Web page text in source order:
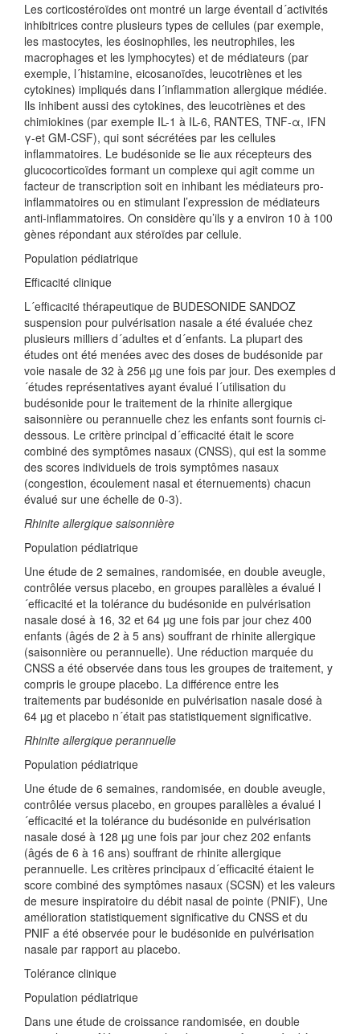
Les corticostéroïdes ont montré un large éventail d´activités
inhibitrices contre plusieurs types de cellules (par exemple,
les mastocytes, les éosinophiles, les neutrophiles, les
macrophages et les lymphocytes) et de médiateurs (par
exemple, l´histamine, eicosanoïdes, leucotriènes et les
cytokines) impliqués dans l´inflammation allergique médiée.
Ils inhibent aussi des cytokines, des leucotriènes et des
chimiokines (par exemple IL-1 à IL-6, RANTES, TNF-α, IFN
γ-et GM-CSF), qui sont sécrétées par les cellules
inflammatoires. Le budésonide se lie aux récepteurs des
glucocorticoïdes formant un complexe qui agit comme un
facteur de transcription soit en inhibant les médiateurs pro-
inflammatoires ou en stimulant l’expression de médiateurs
anti-inflammatoires. On considère qu’ils y a environ 10 à 100
gènes répondant aux stéroïdes par cellule.
Population pédiatrique
Efficacité clinique
L´efficacité thérapeutique de BUDESONIDE SANDOZ
suspension pour pulvérisation nasale a été évaluée chez
plusieurs milliers d´adultes et d´enfants. La plupart des
études ont été menées avec des doses de budésonide par
voie nasale de 32 à 256 µg une fois par jour. Des exemples d
´études représentatives ayant évalué l´utilisation du
budésonide pour le traitement de la rhinite allergique
saisonnière ou perannuelle chez les enfants sont fournis ci-
dessous. Le critère principal d´efficacité était le score
combiné des symptômes nasaux (CNSS), qui est la somme
des scores individuels de trois symptômes nasaux
(congestion, écoulement nasal et éternuements) chacun
évalué sur une échelle de 0-3).
Rhinite allergique saisonnière
Population pédiatrique
Une étude de 2 semaines, randomisée, en double aveugle,
contrôlée versus placebo, en groupes parallèles a évalué l
´efficacité et la tolérance du budésonide en pulvérisation
nasale dosé à 16, 32 et 64 µg une fois par jour chez 400
enfants (âgés de 2 à 5 ans) souffrant de rhinite allergique
(saisonnière ou perannuelle). Une réduction marquée du
CNSS a été observée dans tous les groupes de traitement, y
compris le groupe placebo. La différence entre les
traitements par budésonide en pulvérisation nasale dosé à
64 µg et placebo n´était pas statistiquement significative.
Rhinite allergique perannuelle
Population pédiatrique
Une étude de 6 semaines, randomisée, en double aveugle,
contrôlée versus placebo, en groupes parallèles a évalué l
´efficacité et la tolérance du budésonide en pulvérisation
nasale dosé à 128 µg une fois par jour chez 202 enfants
(âgés de 6 à 16 ans) souffrant de rhinite allergique
perannuelle. Les critères principaux d´efficacité étaient le
score combiné des symptômes nasaux (SCSN) et les valeurs
de mesure inspiratoire du débit nasal de pointe (PNIF), Une
amélioration statistiquement significative du CNSS et du
PNIF a été observée pour le budésonide en pulvérisation
nasale par rapport au placebo.
Tolérance clinique
Population pédiatrique
Dans une étude de croissance randomisée, en double